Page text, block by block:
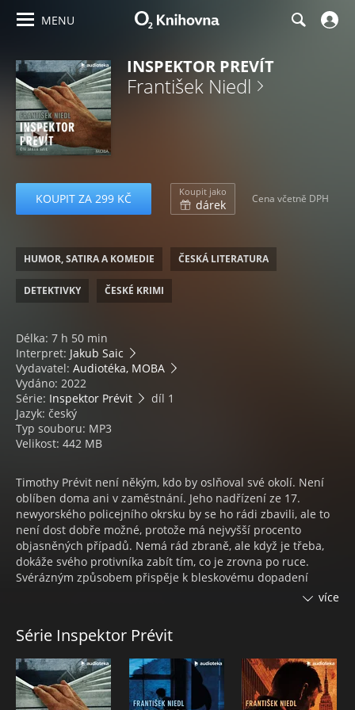
MENU
INSPEKTOR PREVÍT
František Niedl
KOUPIT ZA 299 KČ Koupit jako
dárek Cena včetně DPH
HUMOR, SATIRA A KOMEDIE ČESKÁ LITERATURA
DETEKTIVKY ČESKÉ KRIMI
Délka: 7 h 50 min
Interpret: Jakub Saic
Vydavatel: Audiotéka, MOBA
Vydáno: 2022
Série: Inspektor Prévit
díl 1
Jazyk: český
Typ souboru: MP3
Velikost: 442 MB
Timothy Prévit není někým, kdo by oslňoval své okolí. Není
oblíben doma ani v zaměstnání. Jeho nadřízení ze 17.
newyorského policejního okrsku by se ho rádi zbavili, ale to
není dost dobře možné, protože má nejvyšší procento
objasněných případů. Nemá rád zbraně, ale když je třeba,
dokáže svého protivníka zabít tím, co je zrovna po ruce.
Svérázným způsobem přispěje k bleskovému dopadení
bankovních lůpičů a sebevrahovi nabídne, že s ním vyskočí z
jinde. To však ještě Timothy neví, když se Elen zmocní jeho
kormidla, do jakých vod se ho chystá zavést.
FRANTIŠEK NIEDL
František Niedl se narodil v Českých Budějovicích a
více
Série Inspektor Prévit